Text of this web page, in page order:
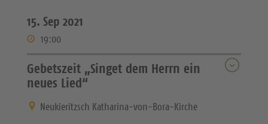
15. Sep 2021
19:00
Gebetszeit „Singet dem Herrn ein
neues Lied“
Neukieritzsch Katharina-von-Bora-Kirche